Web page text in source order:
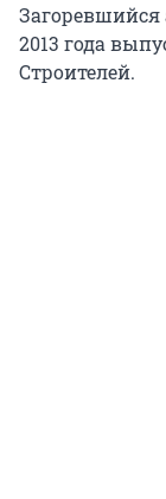
Загоревшийся
2013 года
Строителей.